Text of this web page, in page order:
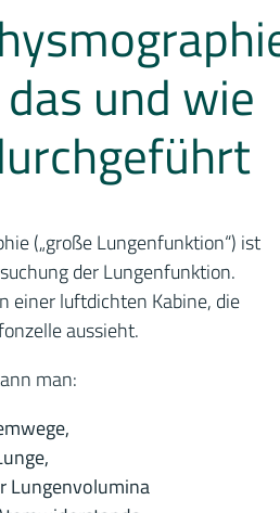
und wie
(„große Lungenfunktion“) ist
der Lungenfunktion.
einer luftdichten Kabine, die
aussieht.
man:
Lungenvolumina